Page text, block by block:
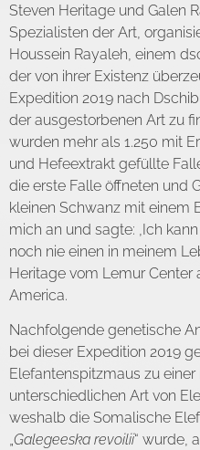
Steven Heritage und Galen
Spezialisten der Art,
Houssein Rayaleh, einem
der von ihrer Existenz
Expedition 2019 nach
der ausgestorbenen Art zu
wurden mehr als 1.250 mit
und Hefeextrakt gefüllte
die erste Falle öffneten und
kleinen Schwanz mit einem
mich an und sagte: ‚Ich
noch nie einen in meinem
Heritage vom Lemur Center
America.
Nachfolgende genetische
bei dieser Expedition 2019
Elefantenspitzmaus zu
unterschiedlichen Art von
weshalb die Somalische
„Galegeeska revoilii“ wurde,